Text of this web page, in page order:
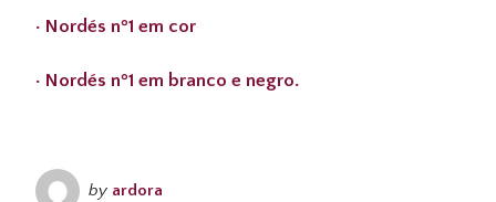
· Nordés nº1 em cor
· Nordés nº1 em branco e negro.
by ardora